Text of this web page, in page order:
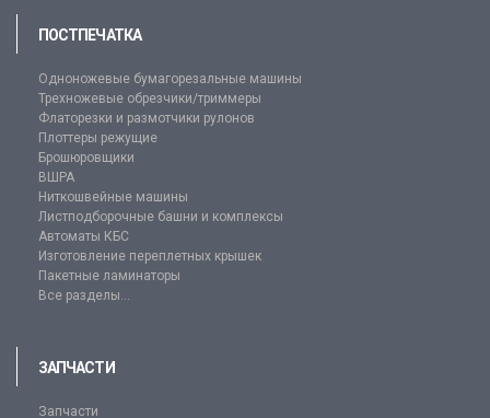
ПОСТПЕЧАТКА
Одноножевые бумагорезальные машины
Трехножевые обрезчики/триммеры
Флаторезки и размотчики рулонов
Плоттеры режущие
Брошюровщики
ВШРА
Ниткошвейные машины
Листподборочные башни и комплексы
Автоматы КБС
Изготовление переплетных крышек
Пакетные ламинаторы
Все разделы...
ЗАПЧАСТИ
Запчасти